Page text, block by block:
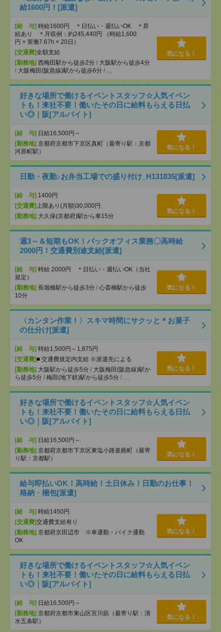
給1600円！[派遣]
[給 与] 時給1600円 ＊日払い・週払いOK ＊昇
給あり ＊月収例：約245,440円 （時給1,600
円 × 実働7.67h × 20日）
[交通費]全額支給
[勤務地] 西梅田駅から徒歩2分 / 大阪駅から徒歩4分
/ 大阪梅田(阪急線)駅から徒歩6分 / …
気になる！
好きな場所で働けるイベントスタッフ☆人気イベン
トも！来社不要！働いたその日に給料もらえる日払
い◎｜阪[アルバイト]
[給 与] 日給16,500円～
[勤務地] 京都府京都市下京区真町（最寄り駅：京都
河原町駅）
気になる！
日勤・夜勤♪お弁当工場での盛り付け_H131835[派遣]
[給 与] 1400円
[交通費] 上限あり(月額)30,000円
[勤務地] 大久保(京都府)駅から車15分
気になる！
週3～＆短期もOK！バックオフィス業務〇高時給
2000円！交通費別途支給[派遣]
[給 与] 時給 2000円 ＊日払い・週払いOK（当社
規定）
[勤務地] 長堀橋駅から徒歩3分 / 心斎橋駅から徒歩
10分
気になる！
〈カンタン作業！〉スキマ時間にサクッと＊お菓子
の仕分け[派遣]
[給 与] 時給1,500円～1,875円
[交通費]■ 交通費規定内支給 ※派遣先による
[勤務地] 大阪駅から徒歩5分 / 大阪梅田(阪急線)駅か
ら徒歩5分 / 梅田(地下鉄)駅から徒歩5分 / …
気になる！
好きな場所で働けるイベントスタッフ☆人気イベン
トも！来社不要！働いたその日に給料もらえる日払
い◎｜阪[アルバイト]
[給 与] 日給16,500円～
[勤務地] 京都府京都市下京区東塩小路釜殿町（最寄
り駅：京都駅）
気になる！
給与即払いOK！高時給！土日休み！日勤のお仕事！
格納・梱包[派遣]
[給 与] 時給1450円
[交通費]交通費支給有り
[勤務地] 京都府京田辺市 ※車通勤・バイク通勤
OK
気になる！
好きな場所で働けるイベントスタッフ☆人気イベン
トも！来社不要！働いたその日に給料もらえる日払
い◎｜阪[アルバイト]
[給 与] 日給16,500円～
[勤務地] 京都府京都市東山区宮川筋（最寄り駅：清
水五条駅）
気になる！